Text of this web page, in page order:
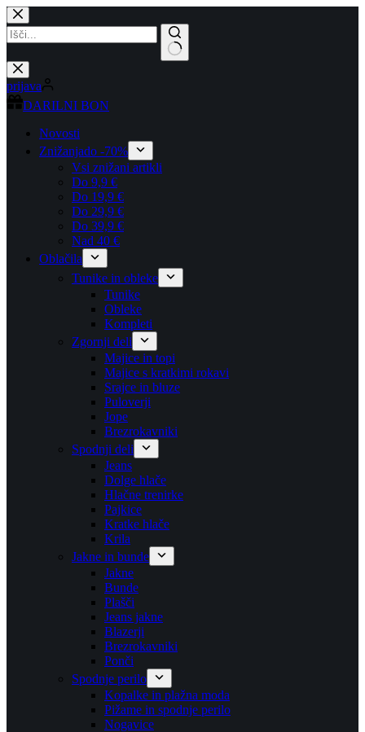
Skip
to
content
No
results
prijava
DARILNI BON
Novosti
Znižanjado -70%
Vsi znižani artikli
Do 9,9 €
Do 19,9 €
Do 29,9 €
Do 39,9 €
Nad 40 €
Oblačila
Tunike in obleke
Tunike
Obleke
Kompleti
Zgornji deli
Majice in topi
Majice s kratkimi rokavi
Srajce in bluze
Puloverji
Jope
Brezrokavniki
Spodnji deli
Jeans
Dolge hlače
Hlačne trenirke
Pajkice
Kratke hlače
Krila
Jakne in bunde
Jakne
Bunde
Plašči
Jeans jakne
Blazerji
Brezrokavniki
Ponči
Spodnje perilo
Kopalke in plažna moda
Pižame in spodnje perilo
Nogavice